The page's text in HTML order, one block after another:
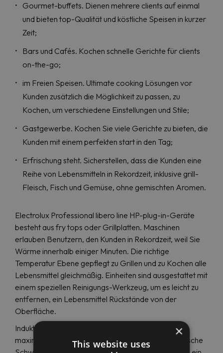
Gourmet-buffets. Dienen mehrere clients auf einmal
und bieten top-Qualität und köstliche Speisen in kurzer
Zeit;
Bars und Cafés. Kochen schnelle Gerichte für clients
on-the-go;
im Freien Speisen. Ultimate cooking Lösungen vor
Kunden zusätzlich die Möglichkeit zu passen, zu
Kochen, um verschiedene Einstellungen und Stile;
Gastgewerbe. Kochen Sie viele Gerichte zu bieten, die
Kunden mit einem perfekten start in den Tag;
Erfrischung steht. Sicherstellen, dass die Kunden eine
Reihe von Lebensmitteln in Rekordzeit, inklusive grill-
Fleisch, Fisch und Gemüse, ohne gemischten Aromen.
Electrolux Professional libero line HP-plug-in-Geräte
besteht aus fry tops oder Grillplatten. Maschinen
erlauben Benutzern, den Kunden in Rekordzeit, weil Sie
Wärme innerhalb einiger Minuten. Die richtige
Temperatur Ebene gepflegt zu Grillen und zu Kochen alle
Lebensmittel gleichmäßig. Einheiten sind ausgestattet mit
einem speziellen Reinigungs-Werkzeug, um es leicht zu
entfernen, ein Lebensmittel Rückstände von der
Oberfläche.
Induktions-woks sind von Electrolux Professional zu
maximieren die Energieeffizienz durch die automatische
×
This website uses